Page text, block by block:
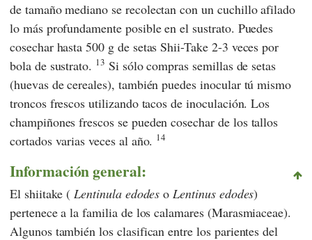
de tamaño mediano se recolectan con un cuchillo afilado
lo más profundamente posible en el sustrato. Puedes
cosechar hasta 500 g de setas Shii-Take 2-3 veces por
bola de sustrato. 13 Si sólo compras semillas de setas
(huevas de cereales), también puedes inocular tú mismo
troncos frescos utilizando tacos de inoculación. Los
champiñones frescos se pueden cosechar de los tallos
cortados varias veces al año. 14
Información general:
El shiitake (Lentinula edodes oLentinus edodes)
pertenece a la familia de los calamares (Marasmiaceae).
Algunos también los clasifican entre los parientes del